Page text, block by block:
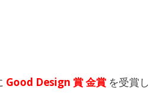
Good Design 賞 金賞 を受賞し